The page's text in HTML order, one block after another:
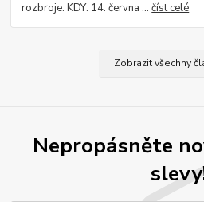
rozbroje. KDY: 14. června ...číst celé
Zobrazit všechny
Nepropásněte